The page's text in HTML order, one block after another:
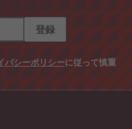
登録
バシーポリシーに従って慎重